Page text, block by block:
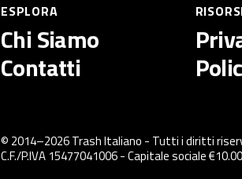
ESPLORA
Chi Siamo
Contatti
© 2014–2026Trash Italiano - Tutti i diritti
C.F./P.IVA 15477041006 - Capitale sociale